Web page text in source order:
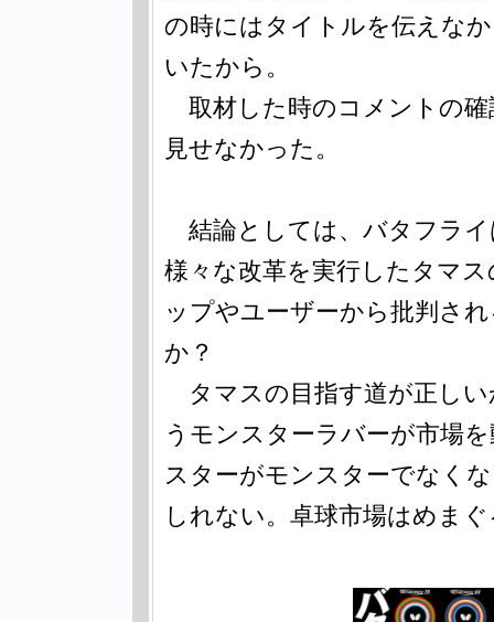
の時にはタイトルを伝えな
いたから。
取材した時のコメントの
見せなかった。
結論としては、バタフラ
様々な改革を実行したタマ
ップやユーザーから批判さ
か？
タマスの目指す道が正し
うモンスターラバーが市場
スターがモンスターでなく
しれない。卓球市場はめま